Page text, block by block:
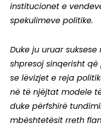
institucionet e
spekulimeve politike.
Duke ju uruar
shpresoj sinqerisht
se lëvizjet e reja
në të njëjtat modele
duke përfshirë
mbështetësit rreth